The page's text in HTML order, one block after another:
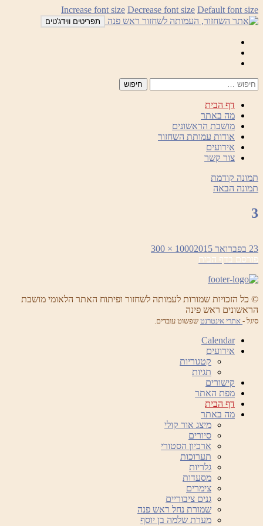
לדלג
לתוכן
Increase font size Decrease font size Default font size
תפריטים ווידג'טים
דף הבית
מה באתר
מושבת הראשונים
אודות עמותת השחזור
אירועים
צור קשר
תמונה קודמת
תמונה הבאה
3
פורסם
בתאריך
23 בפברואר 2015
מסך
1000 × 300
ניווט
פורסם בדף הבית
© כל הזכויות שמורות לעמותה לשחזור ופיתוח האתר הלאומי מושבת
הראשונים ראש פינה
סיגל - אתרי אינטרנט שפשוט עובדים.
Calendar
אירועים
קטגוריות
תגיות
קישורים
מפת האתר
דף הבית
מה באתר
מיצג אור קולי
סיורים
ארכיון הסטורי
תערוכות
גלריות
מסעדות
צימרים
גנים ציבוריים
שמורת נחל ראש פנה
מערת שלמה בן יוסף